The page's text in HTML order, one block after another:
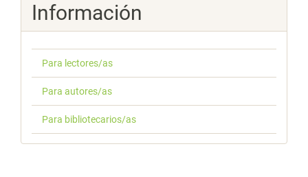
Información
Para lectores/as
Para autores/as
Para bibliotecarios/as